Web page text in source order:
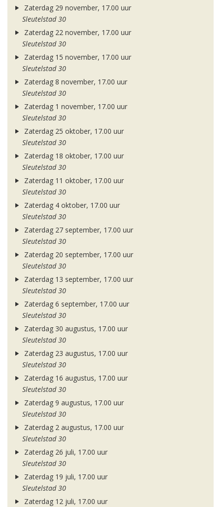
Zaterdag 29 november, 17.00 uur
Sleutelstad 30
Zaterdag 22 november, 17.00 uur
Sleutelstad 30
Zaterdag 15 november, 17.00 uur
Sleutelstad 30
Zaterdag 8 november, 17.00 uur
Sleutelstad 30
Zaterdag 1 november, 17.00 uur
Sleutelstad 30
Zaterdag 25 oktober, 17.00 uur
Sleutelstad 30
Zaterdag 18 oktober, 17.00 uur
Sleutelstad 30
Zaterdag 11 oktober, 17.00 uur
Sleutelstad 30
Zaterdag 4 oktober, 17.00 uur
Sleutelstad 30
Zaterdag 27 september, 17.00 uur
Sleutelstad 30
Zaterdag 20 september, 17.00 uur
Sleutelstad 30
Zaterdag 13 september, 17.00 uur
Sleutelstad 30
Zaterdag 6 september, 17.00 uur
Sleutelstad 30
Zaterdag 30 augustus, 17.00 uur
Sleutelstad 30
Zaterdag 23 augustus, 17.00 uur
Sleutelstad 30
Zaterdag 16 augustus, 17.00 uur
Sleutelstad 30
Zaterdag 9 augustus, 17.00 uur
Sleutelstad 30
Zaterdag 2 augustus, 17.00 uur
Sleutelstad 30
Zaterdag 26 juli, 17.00 uur
Sleutelstad 30
Zaterdag 19 juli, 17.00 uur
Sleutelstad 30
Zaterdag 12 juli, 17.00 uur